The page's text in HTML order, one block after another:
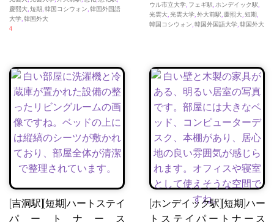
慶熙大,短期,韓国コシウォン,韓国外国語
大学,韓国外大
4
ウル市立大学, フェギ駅,ホンデイック駅,
光雲大,光雲大学,外大前駅, 慶熙大,短期,
韓国コシウォン,韓国外国語大学,韓国外大
[吉洞駅][短期]ハートステイ
パートナース
[ホンデイック駅][短期]ハー
トステイパートナース